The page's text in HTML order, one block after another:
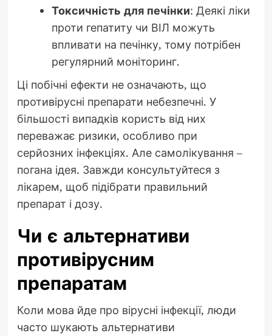
Токсичність для печінки: Деякі ліки
проти гепатиту чи ВІЛ можуть
впливати на печінку, тому потрібен
регулярний моніторинг.
Ці побічні ефекти не означають, що
противірусні препарати небезпечні. У
більшості випадків користь від них
переважає ризики, особливо при
серйозних інфекціях. Але самолікування –
погана ідея. Завжди консультуйтеся з
лікарем, щоб підібрати правильний
препарат і дозу.
Чи є альтернативи
противірусним
препаратам
Коли мова йде про вірусні інфекції, люди
часто шукають альтернативи